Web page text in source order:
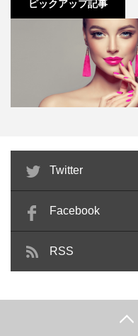
準備するもの
カラージェル（自
ミラーパウダー
チップ（付属のも
いくつかの筆を上手く
ベースジェル
カラージェル（
ノンワイプトッ
風変わったオシャレが
すっきりまとめたい時
パウダーを散らして、
も良いでしょう。また
ミラーネイル×
う。
ノンワイプタイ
プリジェル ノン
ル
ピックアップ記事
ビューティーコーディネーター
美容サロンの顔になる！検定…
Twitter
Facebook
RSS